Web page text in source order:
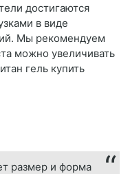
достигаются
в виде
Мы рекомендуем
можно увеличивать
гель купить
размер и форма